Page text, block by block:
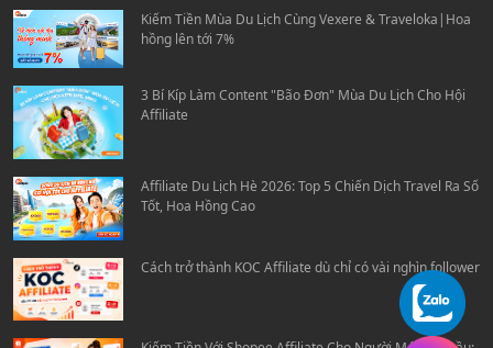
Kiếm Tiền Mùa Du Lịch Cùng Vexere & Traveloka|Hoa
hồng lên tới 7%
3 Bí Kíp Làm Content "Bão Đơn" Mùa Du Lịch Cho Hội
Affiliate
Affiliate Du Lịch Hè 2026: Top 5 Chiến Dịch Travel Ra Số
Tốt, Hoa Hồng Cao
Cách trở thành KOC Affiliate dù chỉ có vài nghìn follower